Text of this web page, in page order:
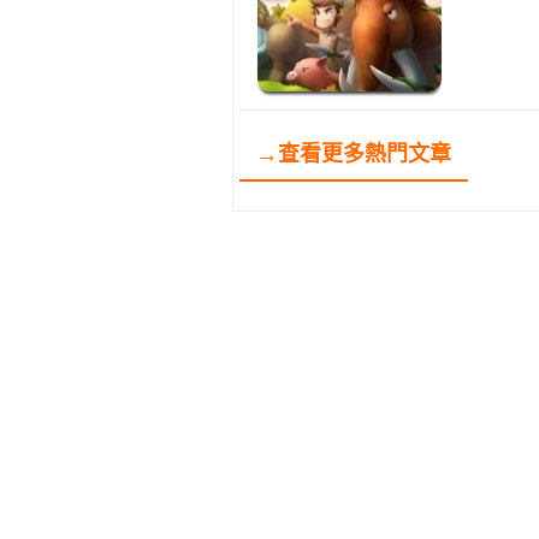
→查看更多熱門文章